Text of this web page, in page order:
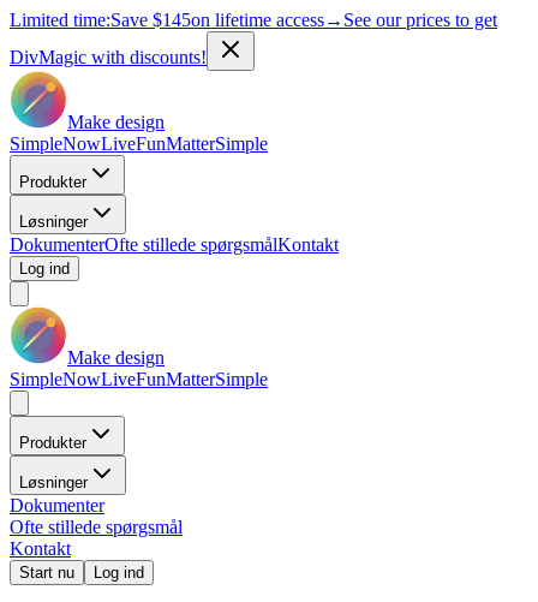
Limited time:Save $145on lifetime access→ See our prices to get
DivMagic with discounts!
Make design
SimpleNowLiveFunMatterSimple
Produkter
Løsninger
DokumenterOfte stillede spørgsmålKontakt
Log ind
Make design
SimpleNowLiveFunMatterSimple
Produkter
Løsninger
Dokumenter
Ofte stillede spørgsmål
Kontakt
Start nu Log ind